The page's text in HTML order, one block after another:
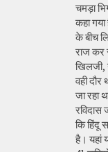
चमड़ा
कहा
के बीच
राज कर
खिलजी,
वही दौर
जा रहा
रविदास
कि हिंदू
है। यहां